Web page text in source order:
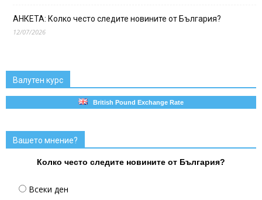
АНКЕТА: Колко често следите новините от България?
12/07/2026
Валутен курс
British Pound Exchange Rate
Вашето мнение?
Колко често следите новините от България?
Всеки ден